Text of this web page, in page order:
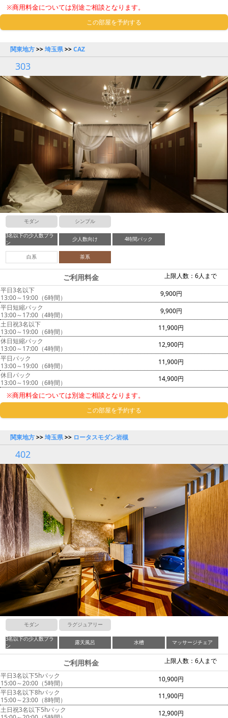
※商用料金については別途ご相談となります。
この部屋を予約する
関東地方>>埼玉県>>CAZ
303
モダン シンプル
3名以下の少人数プラ
ン
少人数向け 4時間パック
白系 茶系
上限人数：6人まで
ご利用料金
平日3名以下
13:00～19:00（6時間）
9,900円
平日短縮パック
13:00～17:00（4時間）
9,900円
土日祝3名以下
13:00～19:00（6時間）
11,900円
休日短縮パック
13:00～17:00（4時間）
12,900円
平日パック
13:00～19:00（6時間）
11,900円
休日パック
13:00～19:00（6時間）
14,900円
※商用料金については別途ご相談となります。
この部屋を予約する
関東地方>>埼玉県>> ロータスモダン岩槻
402
モダン ラグジュアリー
3名以下の少人数プラ
ン
露天風呂 水槽 マッサージチェア
上限人数：6人まで
ご利用料金
平日3名以下5hパック
15:00～20:00（5時間）
10,900円
平日3名以下8hパック
15:00～23:00（8時間）
11,900円
土日祝3名以下5hパック
12,900円